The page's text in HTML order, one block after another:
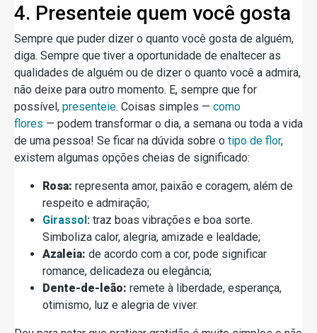
4. Presenteie quem você gosta
Sempre que puder dizer o quanto você gosta de alguém,
diga. Sempre que tiver a oportunidade de enaltecer as
qualidades de alguém ou de dizer o quanto você a admira,
não deixe para outro momento. E, sempre que for
possível, presenteie. Coisas simples — como
flores — podem transformar o dia, a semana ou toda a vida
de uma pessoa! Se ficar na dúvida sobre o tipo de flor,
existem algumas opções cheias de significado:
Rosa: representa amor, paixão e coragem, além de
respeito e admiração;
Girassol: traz boas vibrações e boa sorte.
Simboliza calor, alegria, amizade e lealdade;
Azaleia: de acordo com a cor, pode significar
romance, delicadeza ou elegância;
Dente-de-leão: remete à liberdade, esperança,
otimismo, luz e alegria de viver.